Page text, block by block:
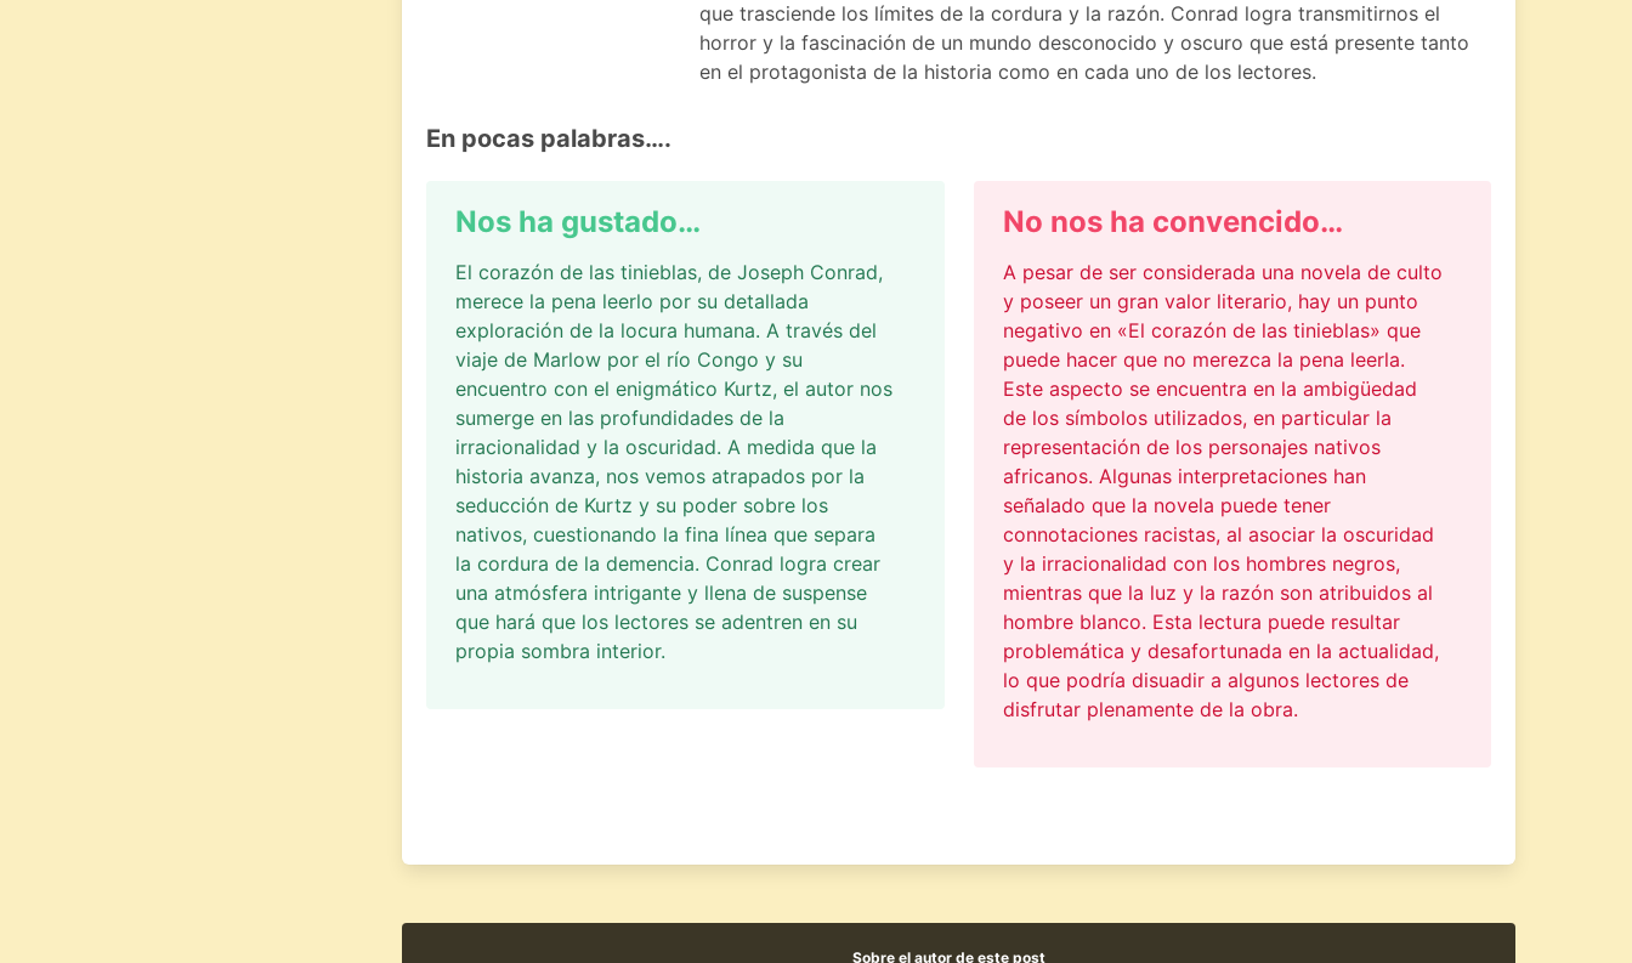
que trasciende los límites de la cordura y la razón. Conrad logra transmitirnos el
horror y la fascinación de un mundo desconocido y oscuro que está presente tanto
en el protagonista de la historia como en cada uno de los lectores.
En pocas palabras….
Nos ha gustado…
El corazón de las tinieblas, de Joseph Conrad,
merece la pena leerlo por su detallada
exploración de la locura humana. A través del
viaje de Marlow por el río Congo y su
encuentro con el enigmático Kurtz, el autor nos
sumerge en las profundidades de la
irracionalidad y la oscuridad. A medida que la
historia avanza, nos vemos atrapados por la
seducción de Kurtz y su poder sobre los
nativos, cuestionando la fina línea que separa
la cordura de la demencia. Conrad logra crear
una atmósfera intrigante y llena de suspense
que hará que los lectores se adentren en su
propia sombra interior.
No nos ha convencido…
A pesar de ser considerada una novela de culto
y poseer un gran valor literario, hay un punto
negativo en «El corazón de las tinieblas» que
puede hacer que no merezca la pena leerla.
Este aspecto se encuentra en la ambigüedad
de los símbolos utilizados, en particular la
representación de los personajes nativos
africanos. Algunas interpretaciones han
señalado que la novela puede tener
connotaciones racistas, al asociar la oscuridad
y la irracionalidad con los hombres negros,
mientras que la luz y la razón son atribuidos al
hombre blanco. Esta lectura puede resultar
problemática y desafortunada en la actualidad,
lo que podría disuadir a algunos lectores de
disfrutar plenamente de la obra.
Sobre el autor de este post